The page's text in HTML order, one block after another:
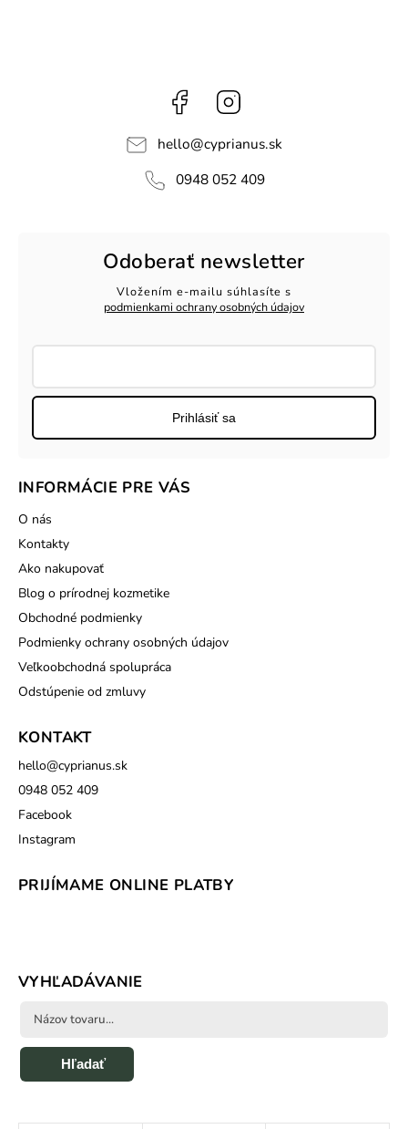
Facebook
hello@cyprianus.sk
0948 052 409
Odoberať newsletter
Vložením e-mailu súhlasíte s
podmienkami ochrany osobných údajov
Prihlásiť sa
INFORMÁCIE PRE VÁS
O nás
Kontakty
Ako nakupovať
Blog o prírodnej kozmetike
Obchodné podmienky
Podmienky ochrany osobných údajov
Veľkoobchodná spolupráca
Odstúpenie od zmluvy
KONTAKT
hello@cyprianus.sk
0948 052 409
Facebook
Instagram
PRIJÍMAME ONLINE PLATBY
VYHĽADÁVANIE
Hľadať